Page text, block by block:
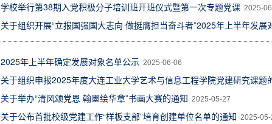
学校举行第38期入党积极分子培训班开班仪式暨第一次专题党课 2025-
关于组织开展“立报国强国大志向 做挺膺担当奋斗者”2025年上半年发展
2025年上半年确定发展对象名单公示 2025-06-06
关于组织申报2025年度大连工业大学艺术与信息工程学院党建研究课题
关于举办“清风颂党恩 翰墨绘华章”书画大赛的通知 2025-05-27
关于公布首批校级党建工作“样板支部”培育创建单位名单的通知 2025-05-